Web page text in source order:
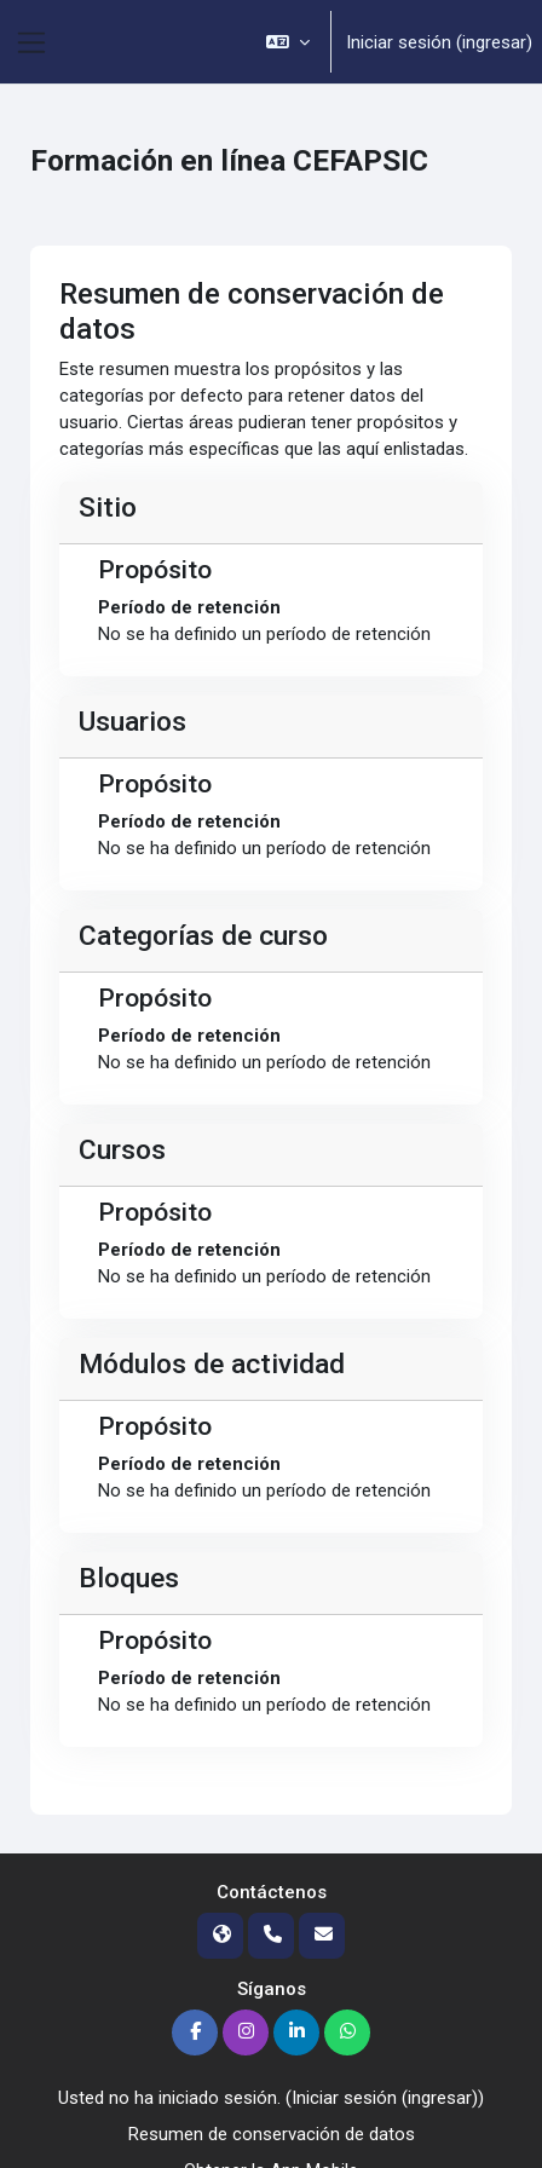
Iniciar sesión (ingresar)
Formación en línea CEFAPSIC
Resumen de conservación de
datos
Este resumen muestra los propósitos y las
categorías por defecto para retener datos del
usuario. Ciertas áreas pudieran tener propósitos y
categorías más específicas que las aquí enlistadas.
Sitio
Propósito
Período de retención
No se ha definido un período de retención
Usuarios
Propósito
Período de retención
No se ha definido un período de retención
Categorías de curso
Propósito
Período de retención
No se ha definido un período de retención
Cursos
Propósito
Período de retención
No se ha definido un período de retención
Módulos de actividad
Propósito
Período de retención
No se ha definido un período de retención
Bloques
Propósito
Período de retención
No se ha definido un período de retención
Contáctenos
Síganos
Usted no ha iniciado sesión. (Iniciar sesión (ingresar))
Resumen de conservación de datos